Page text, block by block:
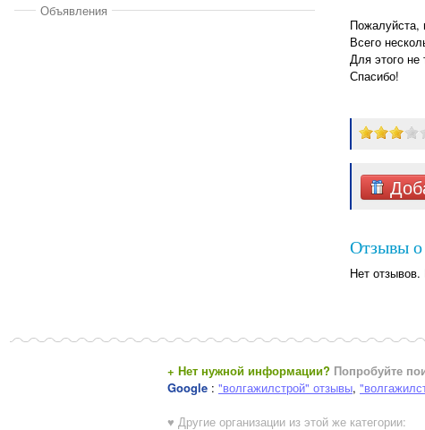
Объявления
Пожалуйста,
Всего
Для этого не
Спасибо!
Отзывы
Нет
+ Нет нужной информации? Попробуйте
Google : "волгажилстрой" отзывы,
♥ Другие организации из этой же категории: